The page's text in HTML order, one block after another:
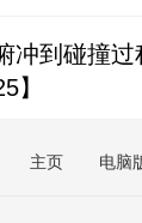
冲到碰撞
】
主页 电脑